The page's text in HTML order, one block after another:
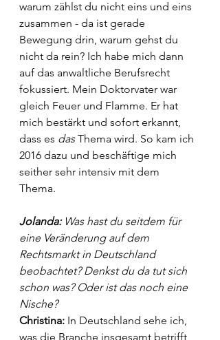
warum zählst du nicht eins und eins
zusammen - da ist gerade
Bewegung drin, warum gehst du
nicht da rein? Ich habe mich dann
auf das anwaltliche Berufsrecht
fokussiert. Mein Doktorvater war
gleich Feuer und Flamme. Er hat
mich bestärkt und sofort erkannt,
dass es das Thema wird. So kam ich
2016 dazu und beschäftige mich
seither sehr intensiv mit dem
Thema.
Jolanda: Was hast du seitdem für
eine Veränderung auf dem
Rechtsmarkt in Deutschland
beobachtet? Denkst du da tut sich
schon was? Oder ist das noch eine
Nische?
Christina: In Deutschland sehe ich,
was die Branche insgesamt betrifft,